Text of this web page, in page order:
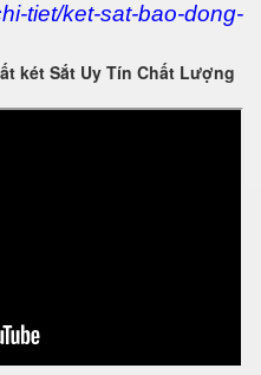
tiet/ket-sat-bao-dong-
két Sắt Uy Tín Chất Lượng